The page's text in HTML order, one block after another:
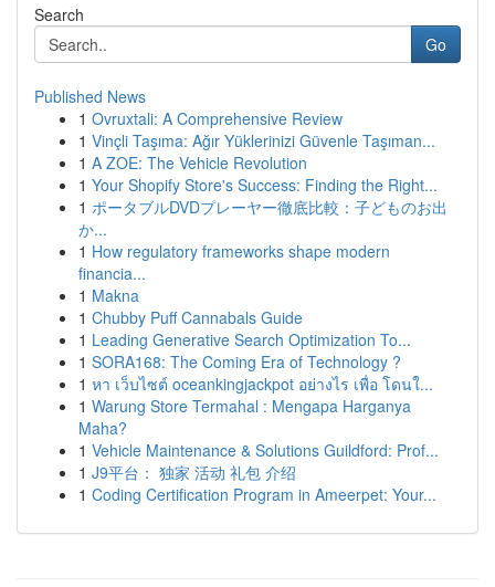
Search
Go
Published News
1 Ovruxtali: A Comprehensive Review
1 Vinçli Taşıma: Ağır Yüklerinizi Güvenle Taşıman...
1 A ZOE: The Vehicle Revolution
1 Your Shopify Store's Success: Finding the Right...
1 ポータブルDVDプレーヤー徹底比較：子どものお出
か...
1 How regulatory frameworks shape modern
financia...
1 Makna
1 Chubby Puff Cannabals Guide
1 Leading Generative Search Optimization To...
1 SORA168: The Coming Era of Technology ?
1 หา เว็บไซต์ oceankingjackpot อย่างไร เพื่อ โดนใ...
1 Warung Store Termahal : Mengapa Harganya
Maha?
1 Vehicle Maintenance & Solutions Guildford: Prof...
1 J9平台： 独家 活动 礼包 介绍
1 Coding Certification Program in Ameerpet: Your...